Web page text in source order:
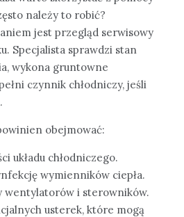
należy to robić?
jest przegląd serwisowy
Specjalista sprawdzi stan
wykona gruntowne
czynnik chłodniczy, jeśli
obejmować:
układu chłodniczego.
wymienników ciepła.
wentylatorów i sterowników.
usterek, które mogą